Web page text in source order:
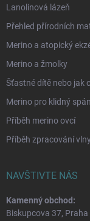
Lanolinová lázeň
Přehled přírodních
Merino a atopický
Merino a žmolky
Šťastné dítě nebo jak
Merino pro klidný
Příběh merino ovcí
Příběh zpracování
NAVŠTIVTE NÁS
Kamenný obchod:
Biskupcova 37, Praha